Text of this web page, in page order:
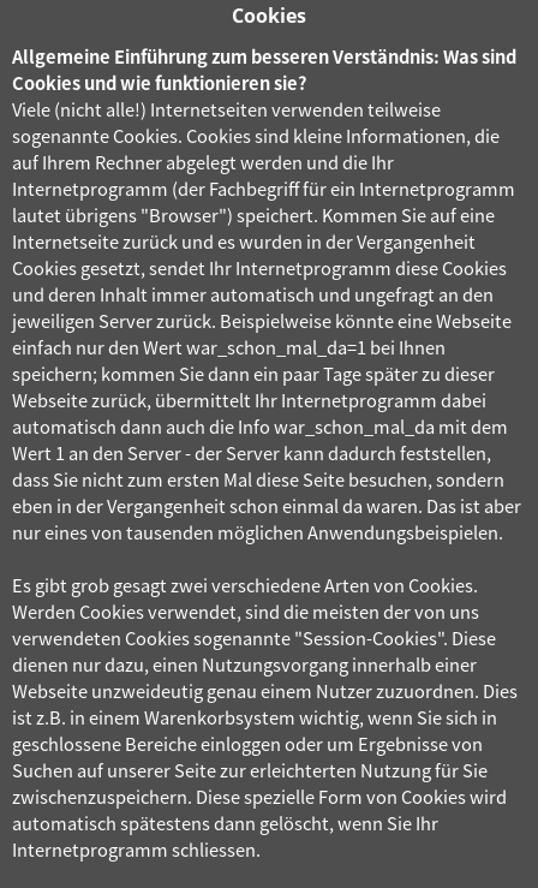
Cookies
Allgemeine Einführung zum besseren Verständnis: Was sind
Cookies und wie funktionieren sie?
Viele (nicht alle!) Internetseiten verwenden teilweise
sogenannte Cookies. Cookies sind kleine Informationen, die
auf Ihrem Rechner abgelegt werden und die Ihr
Internetprogramm (der Fachbegriff für ein Internetprogramm
lautet übrigens "Browser") speichert. Kommen Sie auf eine
Internetseite zurück und es wurden in der Vergangenheit
Cookies gesetzt, sendet Ihr Internetprogramm diese Cookies
und deren Inhalt immer automatisch und ungefragt an den
jeweiligen Server zurück. Beispielweise könnte eine Webseite
einfach nur den Wert war_schon_mal_da=1 bei Ihnen
speichern; kommen Sie dann ein paar Tage später zu dieser
Webseite zurück, übermittelt Ihr Internetprogramm dabei
automatisch dann auch die Info war_schon_mal_da mit dem
Wert 1 an den Server - der Server kann dadurch feststellen,
dass Sie nicht zum ersten Mal diese Seite besuchen, sondern
eben in der Vergangenheit schon einmal da waren. Das ist aber
nur eines von tausenden möglichen Anwendungsbeispielen.
Es gibt grob gesagt zwei verschiedene Arten von Cookies.
Werden Cookies verwendet, sind die meisten der von uns
verwendeten Cookies sogenannte "Session-Cookies". Diese
dienen nur dazu, einen Nutzungsvorgang innerhalb einer
Webseite unzweideutig genau einem Nutzer zuzuordnen. Dies
ist z.B. in einem Warenkorbsystem wichtig, wenn Sie sich in
geschlossene Bereiche einloggen oder um Ergebnisse von
Suchen auf unserer Seite zur erleichterten Nutzung für Sie
zwischenzuspeichern. Diese spezielle Form von Cookies wird
automatisch spätestens dann gelöscht, wenn Sie Ihr
Internetprogramm schliessen.